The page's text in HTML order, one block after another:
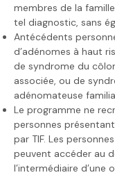
membres de la
tel diagnostic, sans
Antécédents
d’adénomes à haut
de syndrome du
associée, ou de
adénomateuse
Le programme ne
personnes
par TIF. Les
peuvent accéder au
l’intermédiaire d’une